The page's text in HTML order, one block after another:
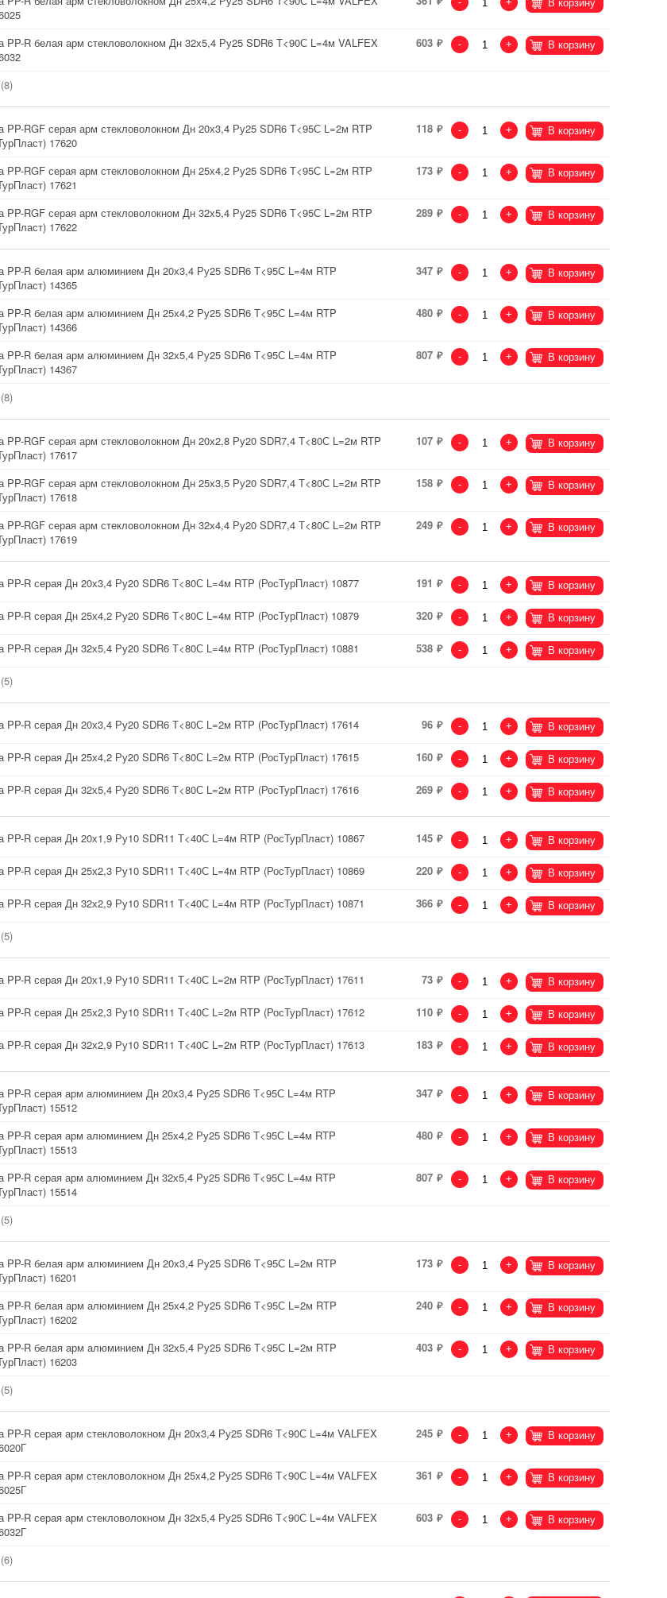
В корзину
PP-R белая арм стекловолокном Дн 32х5,4 Ру25 SDR6 Т<90С L=4м VALFEX
603 - + В корзину
PP-RGF серая арм стекловолокном Дн 20х3,4 Ру25 SDR6 Т<95С L=2м RTP
17620
118 - + В корзину
PP-RGF серая арм стекловолокном Дн 25х4,2 Ру25 SDR6 Т<95С L=2м RTP
17621
173 - + В корзину
PP-RGF серая арм стекловолокном Дн 32х5,4 Ру25 SDR6 Т<95С L=2м RTP
17622
289 - + В корзину
PP-R белая арм алюминием Дн 20х3,4 Ру25 SDR6 Т<95С L=4м RTP
14365
347 - + В корзину
PP-R белая арм алюминием Дн 25х4,2 Ру25 SDR6 Т<95С L=4м RTP
14366
480 - + В корзину
PP-R белая арм алюминием Дн 32х5,4 Ру25 SDR6 Т<95С L=4м RTP
14367
807 - + В корзину
PP-RGF серая арм стекловолокном Дн 20х2,8 Ру20 SDR7,4 Т<80С L=2м RTP
17617
107 - + В корзину
PP-RGF серая арм стекловолокном Дн 25х3,5 Ру20 SDR7,4 Т<80С L=2м RTP
17618
158 - + В корзину
PP-RGF серая арм стекловолокном Дн 32х4,4 Ру20 SDR7,4 Т<80С L=2м RTP
17619
249 - + В корзину
PP-R серая Дн 20х3,4 Ру20 SDR6 Т<80С L=4м RTP (РосТурПласт) 10877 191 - + В корзину
PP-R серая Дн 25х4,2 Ру20 SDR6 Т<80С L=4м RTP (РосТурПласт) 10879 320 - + В корзину
PP-R серая Дн 32х5,4 Ру20 SDR6 Т<80С L=4м RTP (РосТурПласт) 10881 538 - + В корзину
PP-R серая Дн 20х3,4 Ру20 SDR6 Т<80С L=2м RTP (РосТурПласт) 17614 96 - + В корзину
PP-R серая Дн 25х4,2 Ру20 SDR6 Т<80С L=2м RTP (РосТурПласт) 17615 160 - + В корзину
PP-R серая Дн 32х5,4 Ру20 SDR6 Т<80С L=2м RTP (РосТурПласт) 17616 269 - + В корзину
PP-R серая Дн 20х1,9 Ру10 SDR11 Т<40С L=4м RTP (РосТурПласт) 10867 145 - + В корзину
PP-R серая Дн 25х2,3 Ру10 SDR11 Т<40С L=4м RTP (РосТурПласт) 10869 220 - + В корзину
PP-R серая Дн 32х2,9 Ру10 SDR11 Т<40С L=4м RTP (РосТурПласт) 10871 366 - + В корзину
PP-R серая Дн 20х1,9 Ру10 SDR11 Т<40С L=2м RTP (РосТурПласт) 17611 73 - + В корзину
PP-R серая Дн 25х2,3 Ру10 SDR11 Т<40С L=2м RTP (РосТурПласт) 17612 110 - + В корзину
PP-R серая Дн 32х2,9 Ру10 SDR11 Т<40С L=2м RTP (РосТурПласт) 17613 183 - + В корзину
PP-R серая арм алюминием Дн 20х3,4 Ру25 SDR6 Т<95С L=4м RTP
15512
347 - + В корзину
PP-R серая арм алюминием Дн 25х4,2 Ру25 SDR6 Т<95С L=4м RTP
15513
480 - + В корзину
PP-R серая арм алюминием Дн 32х5,4 Ру25 SDR6 Т<95С L=4м RTP
15514
807 - + В корзину
PP-R белая арм алюминием Дн 20х3,4 Ру25 SDR6 Т<95С L=2м RTP
16201
173 - + В корзину
PP-R белая арм алюминием Дн 25х4,2 Ру25 SDR6 Т<95С L=2м RTP
16202
240 - + В корзину
PP-R белая арм алюминием Дн 32х5,4 Ру25 SDR6 Т<95С L=2м RTP
16203
403 - + В корзину
PP-R серая арм стекловолокном Дн 20х3,4 Ру25 SDR6 Т<90С L=4м VALFEX
245 - + В корзину
PP-R серая арм стекловолокном Дн 25х4,2 Ру25 SDR6 Т<90С L=4м VALFEX
361 - + В корзину
PP-R серая арм стекловолокном Дн 32х5,4 Ру25 SDR6 Т<90С L=4м VALFEX
603 - + В корзину